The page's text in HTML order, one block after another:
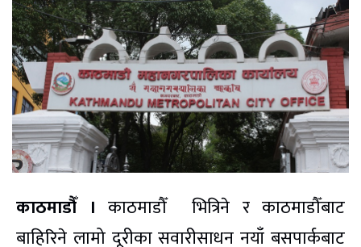
काठमाडौँ । काठमाडौँ भित्रिने र काठमाडौँबाट
बाहिरिने लामो दूरीका सवारीसाधन नयाँ बसपार्कबाट